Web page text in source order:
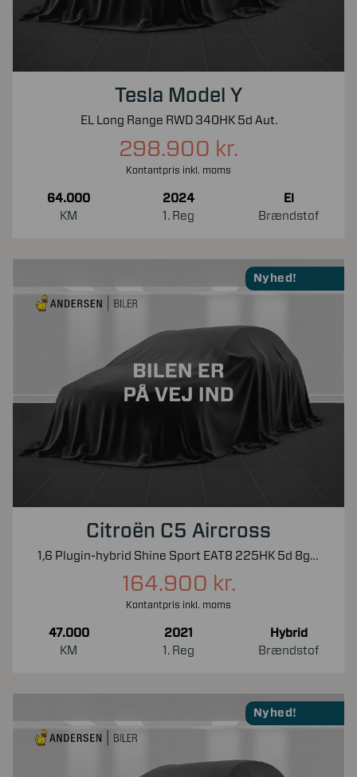
Tesla Model Y
EL Long Range RWD 340HK 5d Aut.
298.900 kr.
Kontantpris inkl. moms
64.000
KM
2024
1. Reg
El
Brændstof
Nyhed!
Citroën C5 Aircross
1,6 Plugin-hybrid Shine Sport EAT8 225HK 5d 8g Aut.
164.900 kr.
Kontantpris inkl. moms
47.000
KM
2021
1. Reg
Hybrid
Brændstof
Nyhed!